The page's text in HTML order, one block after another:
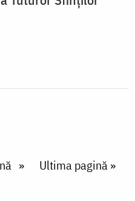
Last page
Ultima pagină »